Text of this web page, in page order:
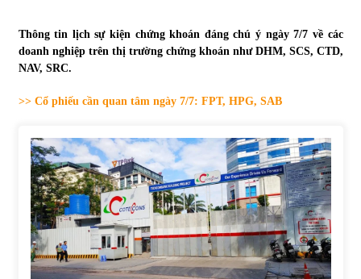
07/06/2022
06/06/2022
Top 10 tỷ phú giàu nhất thế giới – Bảng xếp hạng 2022
31/05/2022
Bất ổn từ các cuộc đấu giá đất ở Thanh Hoá
31/05/2022
Thông tin lịch sự kiện chứng khoán đáng chú ý ngày 7/7 về các
doanh nghiệp trên thị trường chứng khoán như DHM, SCS, CTD,
NAV, SRC.
>> Cổ phiếu cần quan tâm ngày 7/7: FPT, HPG, SAB